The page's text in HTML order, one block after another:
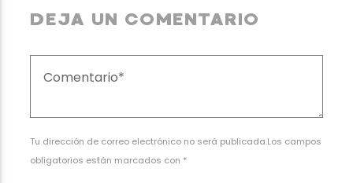
DEJA UN COMENTARIO
Tu dirección de correo electrónico no será publicada.Los campos
obligatorios están marcados con *